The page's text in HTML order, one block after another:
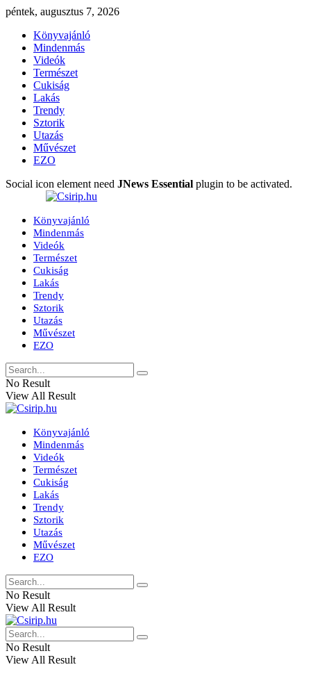
péntek, augusztus 7, 2026
Könyvajánló
Mindenmás
Videók
Természet
Cukiság
Lakás
Trendy
Sztorik
Utazás
Művészet
EZO
Social icon element need JNews Essential plugin to be activated.
Könyvajánló
Mindenmás
Videók
Természet
Cukiság
Lakás
Trendy
Sztorik
Utazás
Művészet
EZO
No Result
View All Result
Könyvajánló
Mindenmás
Videók
Természet
Cukiság
Lakás
Trendy
Sztorik
Utazás
Művészet
EZO
No Result
View All Result
No Result
View All Result